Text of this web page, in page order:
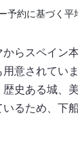
予約に基づく
らスペイン
意されてい
史ある城、
るため、下